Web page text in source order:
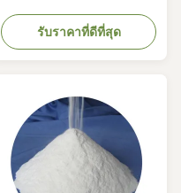
Raw Material Melamine Product
Description: Melamine powder
is a basic intermediate product
in organic chemistry and has a
used as raw materials for the
production of
melamine/formaldehyde resin
(MF), melamine ...
รับราคาที่ดีที่สุด